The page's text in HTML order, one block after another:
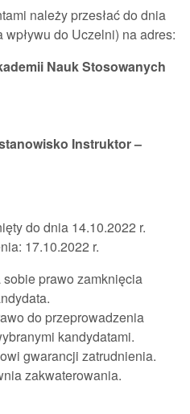
należy przesłać do dnia
wpływu do Uczelni) na adres:
Nauk Stosowanych
Instruktor –
do dnia 14.10.2022 r.
17.10.2022 r.
sobie prawo zamknięcia
do przeprowadzenia
kandydatami.
gwarancji zatrudnienia.
zakwaterowania.